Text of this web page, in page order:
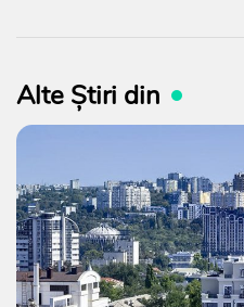
Alte Știri din